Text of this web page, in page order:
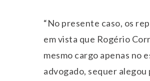
“No presente caso, os
em vista que Rogério
mesmo cargo apenas no
advogado, sequer